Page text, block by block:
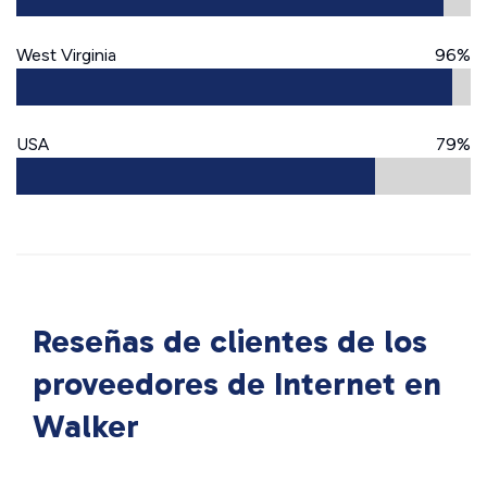
West Virginia 96%
USA 79%
Reseñas de clientes de los
proveedores de Internet en
Walker